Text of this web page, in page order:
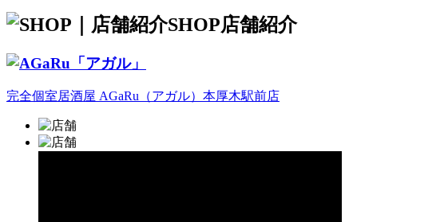
SHOP店舗紹介
完全個室居酒屋 AGaRu（アガル）本厚木駅前店